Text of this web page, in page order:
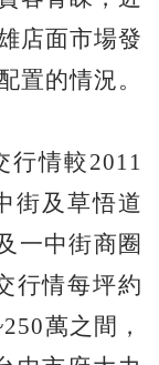
店面市場發
置的情況。
情較2011
街及草悟道
一中街商圈
行情每坪約
萬之間，